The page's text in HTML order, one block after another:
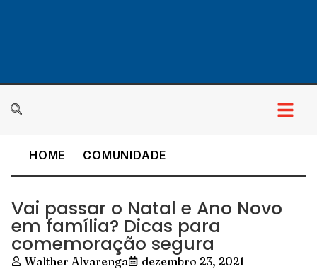
HOME COMUNIDADE
Vai passar o Natal e Ano Novo
em família? Dicas para
comemoração segura
Walther Alvarenga
dezembro 23, 2021